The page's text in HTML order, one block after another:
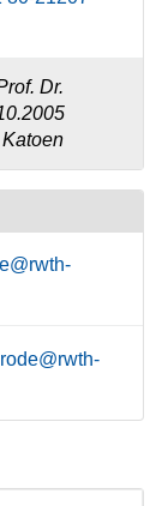
Dr.
Katoen